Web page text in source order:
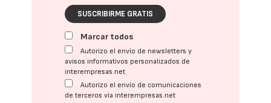
SUSCRIBIRME GRATIS
Marcar todos
Autorizo el envío de newsletters y
avisos informativos personalizados de
interempresas.net
Autorizo el envío de comunicaciones
de terceros vía interempresas.net